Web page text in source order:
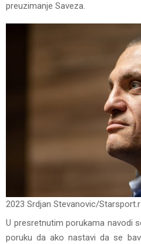
preuzimanje Saveza.
2023 Srdjan Stevanovic/
U presretnutim porukama navodi
poruku da ako nastavi da se